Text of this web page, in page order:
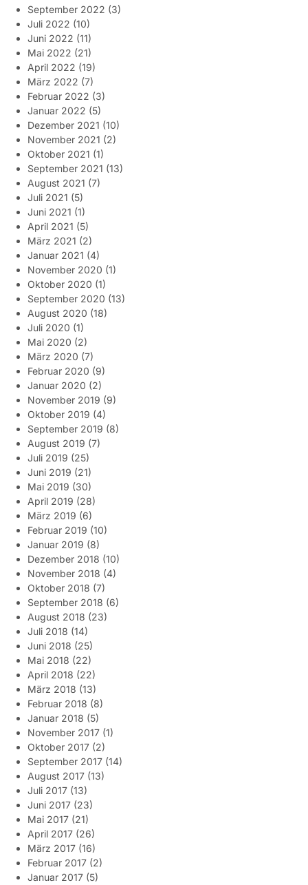
September 2022 (3)
Juli 2022 (10)
Juni 2022 (11)
Mai 2022 (21)
April 2022 (19)
März 2022 (7)
Februar 2022 (3)
Januar 2022 (5)
Dezember 2021 (10)
November 2021 (2)
Oktober 2021 (1)
September 2021 (13)
August 2021 (7)
Juli 2021 (5)
Juni 2021 (1)
April 2021 (5)
März 2021 (2)
Januar 2021 (4)
November 2020 (1)
Oktober 2020 (1)
September 2020 (13)
August 2020 (18)
Juli 2020 (1)
Mai 2020 (2)
März 2020 (7)
Februar 2020 (9)
Januar 2020 (2)
November 2019 (9)
Oktober 2019 (4)
September 2019 (8)
August 2019 (7)
Juli 2019 (25)
Juni 2019 (21)
Mai 2019 (30)
April 2019 (28)
März 2019 (6)
Februar 2019 (10)
Januar 2019 (8)
Dezember 2018 (10)
November 2018 (4)
Oktober 2018 (7)
September 2018 (6)
August 2018 (23)
Juli 2018 (14)
Juni 2018 (25)
Mai 2018 (22)
April 2018 (22)
März 2018 (13)
Februar 2018 (8)
Januar 2018 (5)
November 2017 (1)
Oktober 2017 (2)
September 2017 (14)
August 2017 (13)
Juli 2017 (13)
Juni 2017 (23)
Mai 2017 (21)
April 2017 (26)
März 2017 (16)
Februar 2017 (2)
Januar 2017 (5)